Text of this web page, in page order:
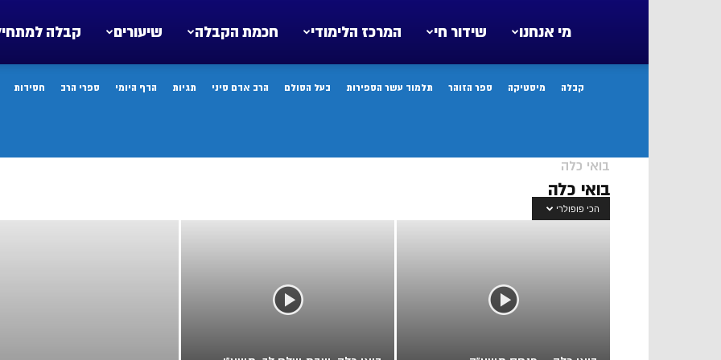
קבלה שיעורים חכמת הקבלה המרכז הלימודי שידור חי מי אנחנו
קבלה מיסטיקה ספר הזוהר תלמוד עשר הספירות בעל הסולם הרב אדם סיני תגיות הדף היומי ספרי הרב חסידות
בואי כלה
בואי כלה
הכי פופולרי